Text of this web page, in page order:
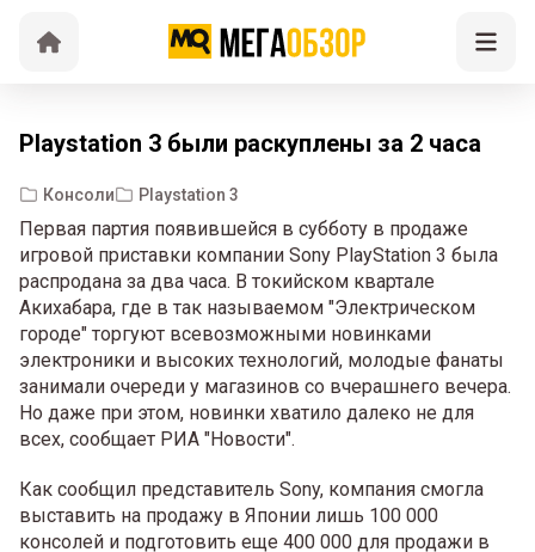
Playstation 3 были раскуплены за 2 часа
Консоли Playstation 3
Первая партия появившейся в субботу в продаже
игровой приставки компании Sony PlayStation 3 была
распродана за два часа. В токийском квартале
Акихабара, где в так называемом "Электрическом
городе" торгуют всевозможными новинками
электроники и высоких технологий, молодые фанаты
занимали очереди у магазинов со вчерашнего вечера.
Но даже при этом, новинки хватило далеко не для
всех, сообщает РИА "Новости".
Как сообщил представитель Sony, компания смогла
выставить на продажу в Японии лишь 100 000
консолей и подготовить еще 400 000 для продажи в